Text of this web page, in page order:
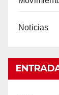
Noticias